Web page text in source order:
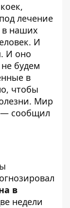
лечение
в наших
И
И оно
будем
в
чтобы
Мир
— сообщил
в
недели